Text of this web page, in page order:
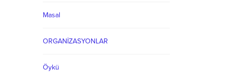
Masal
ORGANİZASYONLAR
Öykü